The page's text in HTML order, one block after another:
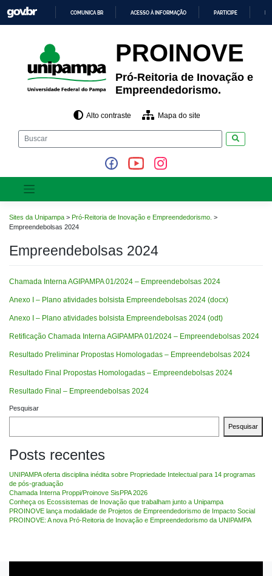
para
o
CONTEÚDO
COMUNICA BR ACESSO À INFORMAÇÃO PARTICIPE
PROINOVE
Pró-Reitoria de Inovação e
Empreendedorismo.
Alto contraste Mapa do site
Sites da Unipampa > Pró-Reitoria de Inovação e Empreendedorismo. >
Empreendebolsas 2024
Empreendebolsas 2024
Chamada Interna AGIPAMPA 01/2024 – Empreendebolsas 2024
Anexo I – Plano atividades bolsista Empreendebolsas 2024 (docx)
Anexo I – Plano atividades bolsista Empreendebolsas 2024 (odt)
Retificação Chamada Interna AGIPAMPA 01/2024 – Empreendebolsas 2024
Resultado Preliminar Propostas Homologadas – Empreendebolsas 2024
Resultado Final Propostas Homologadas – Empreendebolsas 2024
Resultado Final – Empreendebolsas 2024
Pesquisar
Pesquisar
Posts recentes
UNIPAMPA oferta disciplina inédita sobre Propriedade Intelectual para 14 programas
de pós-graduação
Chamada Interna Proppi/Proinove SisPPA 2026
Conheça os Ecossistemas de Inovação que trabalham junto a Unipampa
PROINOVE lança modalidade de Projetos de Empreendedorismo de Impacto Social
PROINOVE: A nova Pró-Reitoria de Inovação e Empreendedorismo da UNIPAMPA